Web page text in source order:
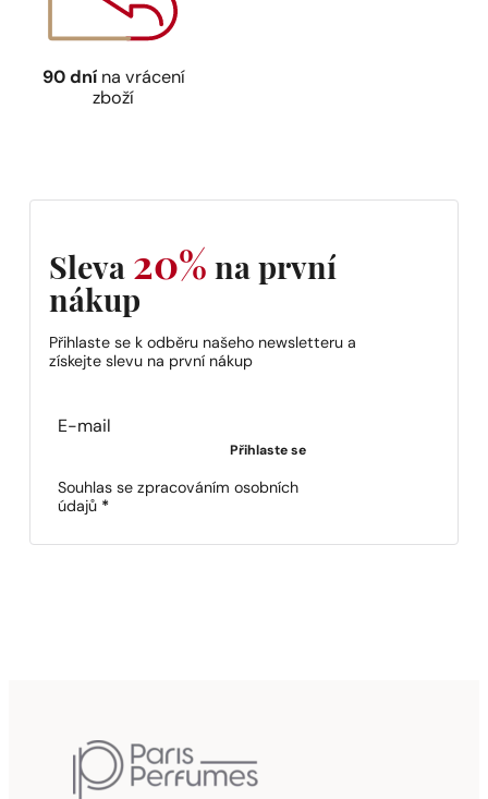
90 dnína vrácení
zboží
Sleva 20% na první
nákup
Přihlaste se k odběru našeho newsletteru a
získejte slevu na první nákup
Section
Přihlaste se
Souhlas se zpracováním osobních
údajů *